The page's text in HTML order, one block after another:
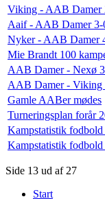
Viking - AAB Damer
Aaif - AAB Damer
Nyker - AAB Damer
Mie Brandt 100
AAB Damer - Nexø
AAB Damer - Viking
Gamle AABer mødes
Turneringsplan forår
Kampstatistik fodbold
Kampstatistik fodbold
Side 13 ud af 27
Start